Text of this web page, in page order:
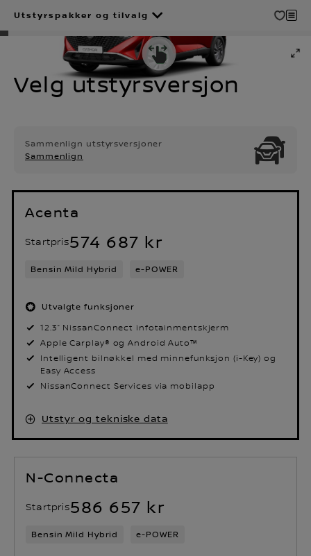
Utstyrspakker og tilvalg
Velg utstyrsversjon
Sammenlign utstyrsversjoner
Sammenlign
Acenta
Startpris574 687 kr
Bensin Mild Hybrid e-POWER
Utvalgte funksjoner
12.3” NissanConnect infotainmentskjerm
Apple Carplay® og Android Auto™
Intelligent bilnøkkel med minnefunksjon (i-Key) og
Easy Access
NissanConnect Services via mobilapp
Utstyr og tekniske data
N-Connecta
Startpris586 657 kr
Bensin Mild Hybrid e-POWER